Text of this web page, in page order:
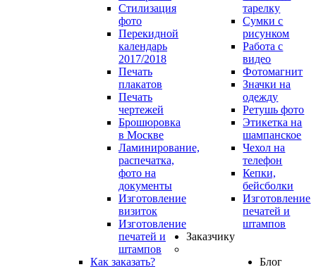
Стилизация
фото
Перекидной
календарь
2017/2018
Печать
плакатов
Печать
чертежей
Брошюровка
в Москве
Ламинирование,
распечатка,
фото на
документы
Изготовление
визиток
Изготовление
печатей и
штампов
тарелку
Сумки с
рисунком
Работа с
видео
Фотомагнит
Значки на
одежду
Ретушь фото
Этикетка на
шампанское
Чехол на
телефон
Кепки,
бейсболки
Изготовление
печатей и
штампов
Заказчику
Как заказать?
Блог